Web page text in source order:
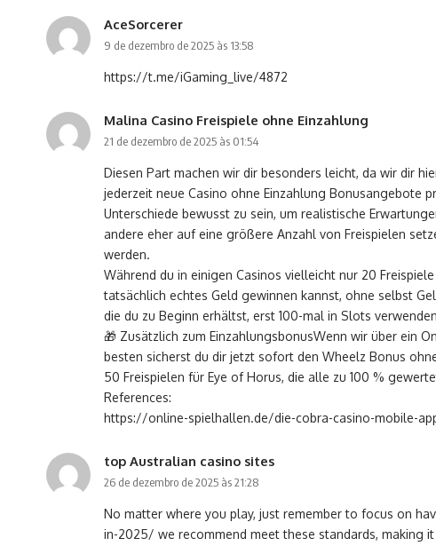
AceSorcerer
9 de dezembro de 2025 às 13:58
https://t.me/iGaming_live/4872
Malina Casino Freispiele ohne Einzahlung
21 de dezembro de 2025 às 01:54
Diesen Part machen wir dir besonders leicht, da wir dir
jederzeit neue Casino ohne Einzahlung Bonusangebote
Unterschiede bewusst zu sein, um realistische
andere eher auf eine größere Anzahl von Freispielen
werden.
Während du in einigen Casinos vielleicht nur 20
tatsächlich echtes Geld gewinnen kannst, ohne selbst
die du zu Beginn erhältst, erst 100-mal in Slots
🎁 Zusätzlich zum EinzahlungsbonusWenn wir über ein
besten sicherst du dir jetzt sofort den Wheelz Bonus
50 Freispielen für Eye of Horus, die alle zu 100 %
References:
https://online-spielhallen.de/die-cobra-casino-mobile-
top Australian casino sites
26 de dezembro de 2025 às 21:28
No matter where you play, just remember to focus on
in-2025/ we recommend meet these standards, making